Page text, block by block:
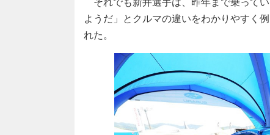
ようだ」とクルマの違いをわかりやすく
れた。